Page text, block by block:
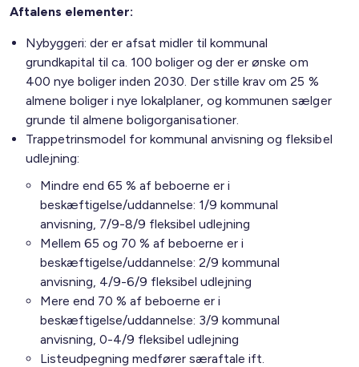
Aftalens elementer:
Nybyggeri: der er afsat midler til kommunal
grundkapital til ca. 100 boliger og der er ønske om
400 nye boliger inden 2030. Der stille krav om 25 %
almene boliger i nye lokalplaner, og kommunen sælger
grunde til almene boligorganisationer.
Trappetrinsmodel for kommunal anvisning og fleksibel
udlejning:
Mindre end 65 % af beboerne er i
beskæftigelse/uddannelse: 1/9 kommunal
anvisning, 7/9-8/9 fleksibel udlejning
Mellem 65 og 70 % af beboerne er i
beskæftigelse/uddannelse: 2/9 kommunal
anvisning, 4/9-6/9 fleksibel udlejning
Mere end 70 % af beboerne er i
beskæftigelse/uddannelse: 3/9 kommunal
anvisning, 0-4/9 fleksibel udlejning
Listeudpegning medfører særaftale ift.